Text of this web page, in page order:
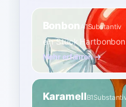
Bonbon A1Substantiv
ein Stück Hartbonbon
Mehr erfahren →
KaramellB1